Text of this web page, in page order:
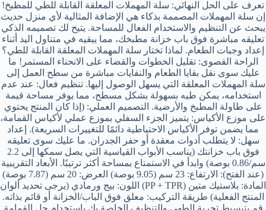
تعرف على الحل النهائي: سلة المهملات المعلقة القابلة للطي للمطبخ!
إن سلة المهملات المصممة بذكاء هي الإضافة المثالية لأي منزل حديث
يبحث عن التنظيم والاستخدام الفعال للمساحة. يتيح لك تصميمه الذكي
تعليقه مباشرة فوق باب خزانة مطبخك، مما يبقيه في متناول اليد أثناء
إعداد وجبات الطعام. لماذا تختار سلة المهملات المعلقة القابلة للطي؟
الراحة القصوى: تقليل الخطوات والقضاء على الانحناء المستمر! ما
عليك سوى نقل بقايا الطعام والنفايات مباشرة من سطح العمل إلى
سلة المهملات المعلقة التي يسهل الوصول إليها. تنظيم فعال: عند عدم
استخدامه، يمكن طيه بسهولة بشكل مسطح، مما يوفر مساحة قيمة
على طاولة المطبخ والأرضية. التصميم العملي: (إذا كان المنتج يحتوي
على موزع الأكياس: يتميز الجزء السفلي بموزع عملي لأكياس القمامة،
مما يضمن توفر الأكياس الاحتياطية دائمًا للتغييرات السريعة). إعداد
سهل: لا يتطلب أدوات معقدة أو حفر الجدران. ما عليك سوى تعليقه
فوق باب خزانتك (يناسب الأبواب القياسية التي يصل سمكها إلى 2.2
سم/0.86 بوصة) وابدأ في الاستمتاع بمساحة أكثر ترتيبًا. الأبعاد التقريبية
(عند الفتح): الارتفاع: 23 سم (9.05 بوصة) العرض: 20 سم (7.87 بوصة)
المادة: بلاستيك متين (PP + TPR) اللون: بيج ورمادي (يرجى تحديد ألوان
المنتج الفعلية) طريقة التركيب: معلق فوق الباب/الخزانة أو قائم بذاته.